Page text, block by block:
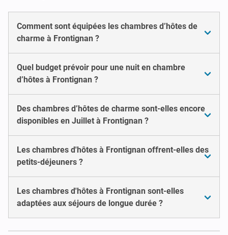
Comment sont équipées les chambres d’hôtes de
charme à Frontignan ?
Quel budget prévoir pour une nuit en chambre
d’hôtes à Frontignan ?
Des chambres d’hôtes de charme sont-elles encore
disponibles en Juillet à Frontignan ?
Les chambres d'hôtes à Frontignan offrent-elles des
petits-déjeuners ?
Les chambres d'hôtes à Frontignan sont-elles
adaptées aux séjours de longue durée ?